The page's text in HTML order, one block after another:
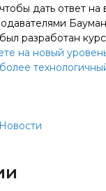
дать ответ на
разработан
на новый
Новости